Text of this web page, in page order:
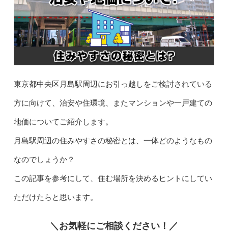
東京都中央区月島駅周辺にお引っ越しをご検討されている
方に向けて、治安や住環境、またマンションや一戸建ての
地価についてご紹介します。
月島駅周辺の住みやすさの秘密とは、一体どのようなもの
なのでしょうか？
この記事を参考にして、住む場所を決めるヒントにしてい
ただけたらと思います。
＼お気軽にご相談ください！／